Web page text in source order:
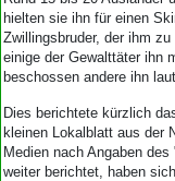
hielten sie ihn für einen
Zwillingsbruder, der ihm
einige der Gewalttäter ihn
beschossen andere ihn
Dies berichtete kürzlich
kleinen Lokalblatt aus der
Medien nach Angaben
weiter berichtet, haben